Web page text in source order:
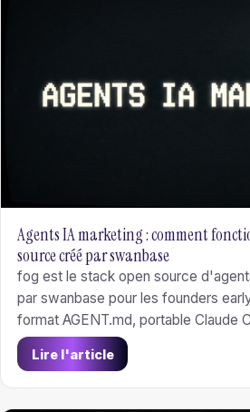
Agents IA marketing : comment
source créé par swanbase
fog est le stack open source
par swanbase pour les founders
format AGENT.md, portable Claude
CLI et Gemini CLI. Apache 2.0.
Lire l'article